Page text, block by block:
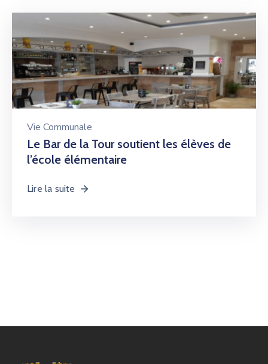
Vie Communale
Le Bar de la Tour soutient les élèves de
l’école élémentaire
Lire la suite